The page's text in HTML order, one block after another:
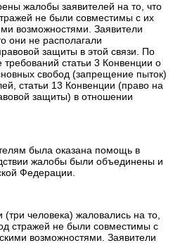
жалобы заявителей на то, что
не были совместимы с их
возможностями. Заявители
они не располагали
защиты в этой связи. По
статьи 3 Конвенции о
свобод (запрещение пыток)
статьи 13 Конвенции (право на
защиты) в отношении
была оказана помощь в
жалобы были объединены и
Федерации.
человека) жаловались на то,
стражей не были совместимы с
возможностями. Заявители